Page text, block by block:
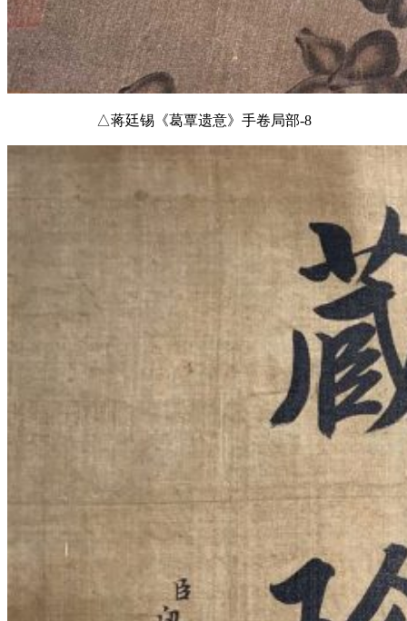
△蒋廷锡《葛覃遗意》手卷局部-8